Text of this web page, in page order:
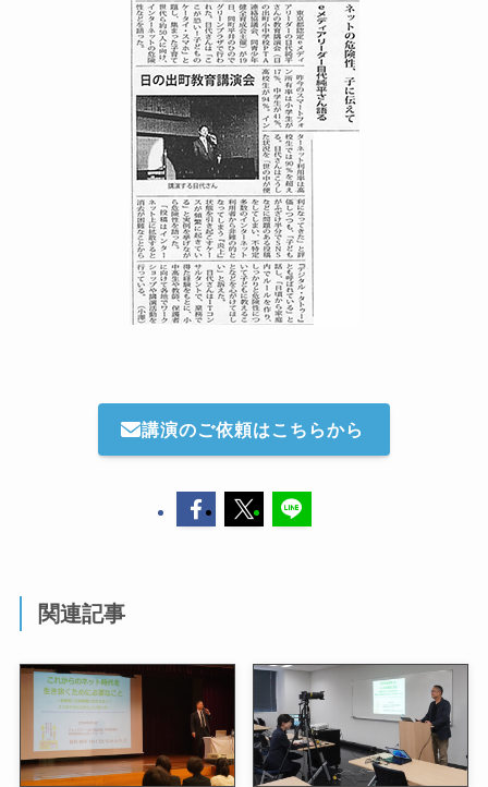
講演のご依頼はこちらから
関連記事